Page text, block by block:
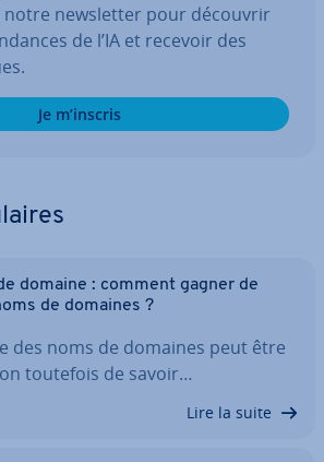
notre news­let­ter pour découvrir
de l’IA et recevoir des
Je m’inscris
domaine : comment gagner de
de domaines ?
des noms de domaines peut être
toutefois de savoir…
Lire la suite